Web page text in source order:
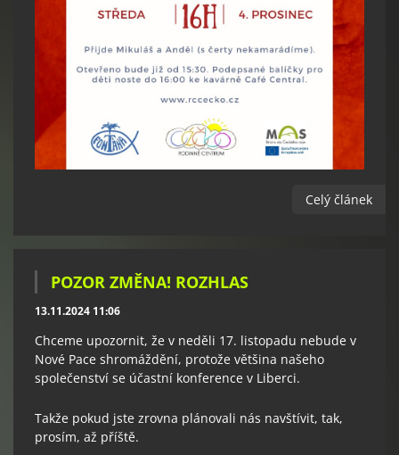
Celý článek
POZOR ZMĚNA! ROZHLAS
13.11.2024 11:06
Chceme upozornit, že v neděli 17. listopadu nebude v
Nové Pace shromáždění, protože většina našeho
společenství se účastní konference v Liberci.
Takže pokud jste zrovna plánovali nás navštívit, tak,
prosím, až příště.